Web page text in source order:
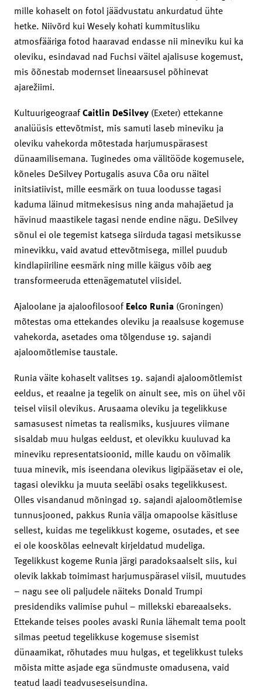
mille kohaselt on fotol jäädvustatu ankurdatud ühte
hetke. Niivõrd kui Wesely kohati kummitusliku
atmosfääriga fotod haaravad endasse nii mineviku kui ka
oleviku, esindavad nad Fuchsi väitel ajalisuse kogemust,
mis õõnestab modernset lineaarsusel põhinevat
ajarežiimi.
KultuurigeograafCaitlin DeSilvey (Exeter) ettekanne
analüüsis ettevõtmist, mis samuti laseb mineviku ja
oleviku vahekorda mõtestada harjumuspärasest
dünaamilisemana. Tuginedes oma välitööde kogemusele,
kõneles DeSilvey Portugalis asuva Côa oru näitel
initsiatiivist, mille eesmärk on tuua loodusse tagasi
kaduma läinud mitmekesisus ning anda mahajäetud ja
hävinud maastikele tagasi nende endine nägu. DeSilvey
sõnul ei ole tegemist katsega siirduda tagasi metsikusse
minevikku, vaid avatud ettevõtmisega, millel puudub
kindlapiiriline eesmärk ning mille käigus võib aeg
transformeeruda ettenägematutel viisidel.
Ajaloolane ja ajaloofilosoofEelco Runia (Groningen)
mõtestas oma ettekandes oleviku ja reaalsuse kogemuse
vahekorda, asetades oma tõlgenduse 19. sajandi
ajaloomõtlemise taustale.
Runia väite kohaselt valitses 19. sajandi ajaloomõtlemist
eeldus, et reaalne ja tegelik on ainult see, mis on ühel või
teisel viisil olevikus. Arusaama oleviku ja tegelikkuse
samasusest nimetas ta realismiks, kusjuures viimane
sisaldab muu hulgas eeldust, et olevikku kuuluvad ka
mineviku representatsioonid, mille kaudu on võimalik
tuua minevik, mis iseendana olevikus ligipääsetav ei ole,
tagasi olevikku ja muuta seeläbi osaks tegelikkusest.
Olles visandanud mõningad 19. sajandi ajaloomõtlemise
tunnusjooned, pakkus Runia välja omapoolse käsitluse
sellest, kuidas me tegelikkust kogeme, osutades, et see
ei ole kooskõlas eelnevalt kirjeldatud mudeliga.
Tegelikkust kogeme Runia järgi paradoksaalselt siis, kui
olevik lakkab toimimast harjumuspärasel viisil, muutudes
– nagu see oli paljudele näiteks Donald Trumpi
presidendiks valimise puhul – millekski ebareaalseks.
Ettekande teises pooles avaski Runia lähemalt tema poolt
silmas peetud tegelikkuse kogemuse sisemist
dünaamikat, rõhutades muu hulgas, et tegelikkust tuleks
mõista mitte asjade ega sündmuste omadusena, vaid
teatud laadi teadvuseseisundina.